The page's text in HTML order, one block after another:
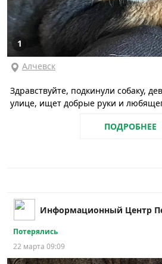
1
Алчевск
Здравствуйте, подкинули собаку,
улице, ищет добрые руки и
ПОДРОБНЕЕ
Потерялись
22 марта 09:09